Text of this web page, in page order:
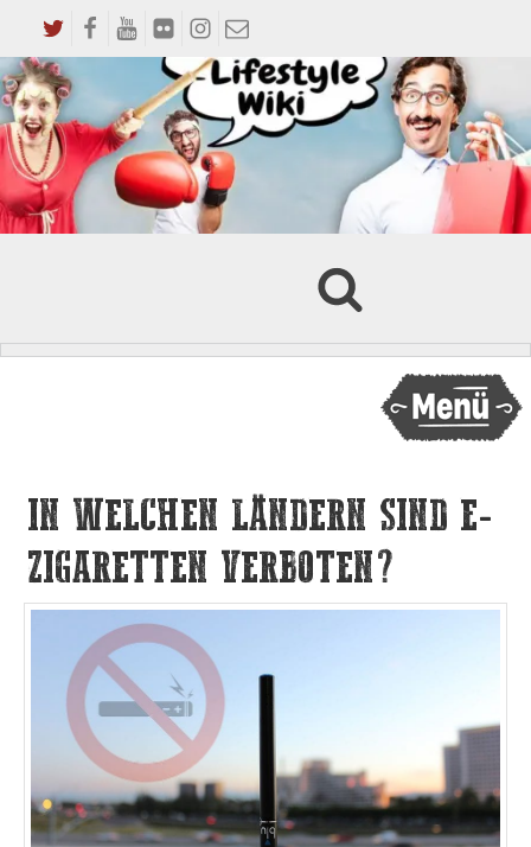
IN WELCHEN LÄNDERN SIND E-
ZIGARETTEN VERBOTEN?